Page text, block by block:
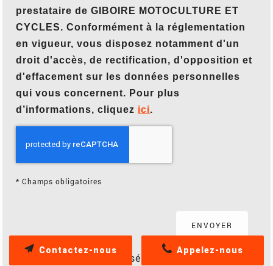
prestataire de GIBOIRE MOTOCULTURE ET
CYCLES. Conformément à la réglementation
en vigueur, vous disposez notamment d'un
droit d'accès, de rectification, d'opposition et
d'effacement sur les données personnelles
qui vous concernent. Pour plus
d’informations, cliquez ici.
*Champs obligatoires
Bonjour, Je suis intéressé par ce produit : - Nom :
Appelez-nous
Contactez-nous